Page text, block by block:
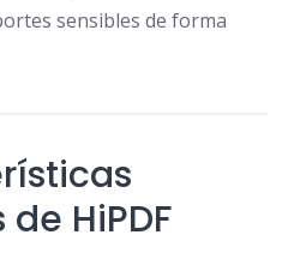
sensibles de forma
HiPDF